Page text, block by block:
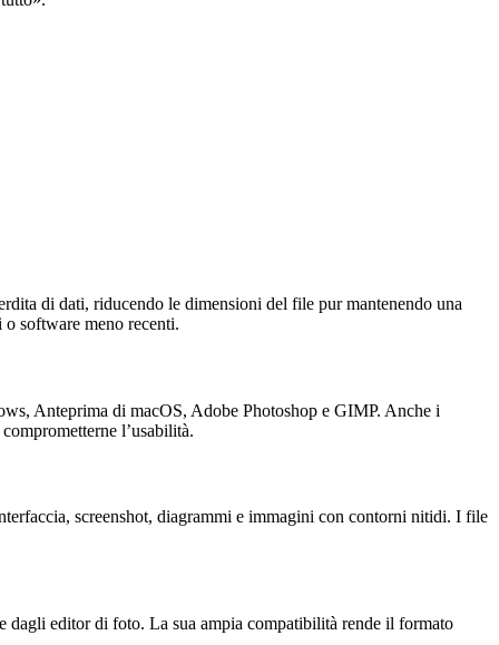
di dati, riducendo le dimensioni del file pur mantenendo una
software meno recenti.
Anteprima di macOS, Adobe Photoshop e GIMP. Anche i
l’usabilità.
screenshot, diagrammi e immagini con contorni nitidi. I file
editor di foto. La sua ampia compatibilità rende il formato